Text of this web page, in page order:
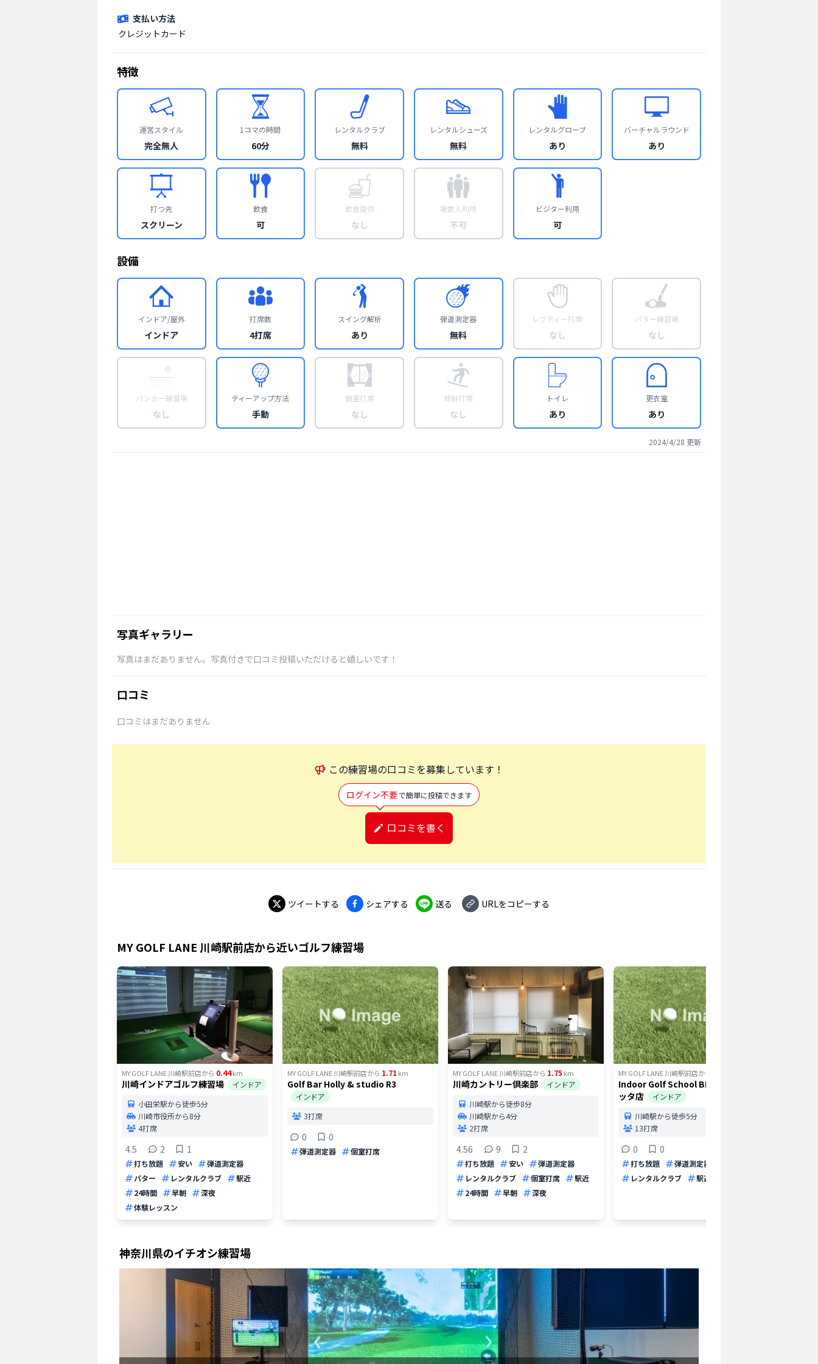
支払い方法
クレジットカード
特徴
運営スタイル
完全無人
1コマの時間
60分
レンタルクラブ
無料
レンタルシューズ
無料
レンタルグローブ
あり
バーチャルラウンド
あり
打つ先
スクリーン
飲食
可
飲食提供
なし
複数人利用
不可
ビジター利用
可
設備
インドア/屋外
インドア
打席数
4打席
スイング解析
あり
弾道測定器
無料
レフティー打席
なし
パター練習場
なし
バンカー練習場
なし
ティーアップ方法
手動
個室打席
なし
傾斜打席
なし
トイレ
あり
更衣室
あり
2024/4/28 更新
写真ギャラリー
写真はまだありません。写真付きで口コミ投稿いただけると嬉しいです！
口コミ
口コミはまだありません
この練習場の口コミを募集しています！
ログイン不要で簡単に投稿できます
口コミを書く
ツイートする シェアする 送る URLをコピーする
MY GOLF LANE 川崎駅前店から近いゴルフ練習場
MY GOLF LANE 川崎駅前店から 0.44km
川崎インドアゴルフ練習場
インドア
小田栄駅から徒歩5分
川崎市役所から8分
4打席
4.5 2 1
打ち放題 安い
弾道測定器
パター
レンタルクラブ
駅近
24時間
早朝
深夜
体験レッスン
MY GOLF LANE 川崎駅前店から 1.71 km
Golf Bar Holly & studio R3
インドア
3打席
0 0
弾道測定器 個室打席
MY GOLF LANE 川崎駅前店から 1.75 km
川崎カントリー倶楽部
インドア
川崎駅から徒歩8分
川崎駅から4分
2打席
4.56 9 2
打ち放題 安い
弾道測定器
レンタルクラブ
個室打席
駅近
24時間
早朝 深夜
MY GOLF LANE 川崎駅前店から
Indoor Golf School BEAGLE 川崎チ
ッタ店
インドア
川崎駅から徒歩5分
13打席
0 0
打ち放題 弾道測定器
レンタルクラブ
駅近
神奈川県のイチオシ練習場